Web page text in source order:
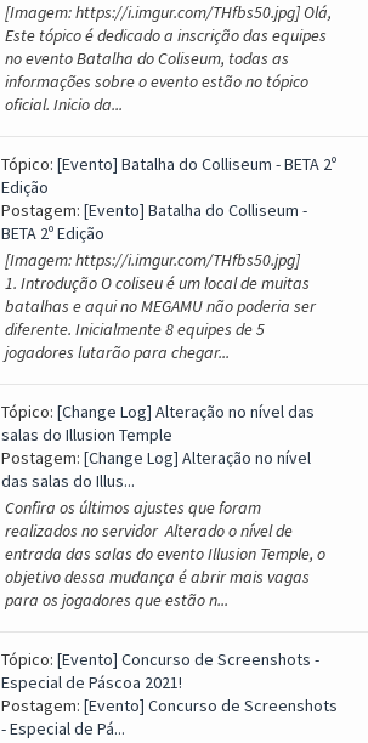
[Imagem: https://i.imgur.com/THfbs50.jpg] Olá,
Este tópico é dedicado a inscrição das equipes
no evento Batalha do Coliseum, todas as
informações sobre o evento estão no tópico
oficial. Inicio da...
Tópico: [Evento] Batalha do Colliseum - BETA 2º
Edição
Postagem: [Evento] Batalha do Colliseum -
BETA 2º Edição
[Imagem: https://i.imgur.com/THfbs50.jpg]
1. Introdução O coliseu é um local de muitas
batalhas e aqui no MEGAMU não poderia ser
diferente. Inicialmente 8 equipes de 5
jogadores lutarão para chegar...
Tópico: [Change Log] Alteração no nível das
salas do Illusion Temple
Postagem: [Change Log] Alteração no nível
das salas do Illus...
Confira os últimos ajustes que foram
realizados no servidor Alterado o nível de
entrada das salas do evento Illusion Temple, o
objetivo dessa mudança é abrir mais vagas
para os jogadores que estão n...
Tópico: [Evento] Concurso de Screenshots -
Especial de Páscoa 2021!
Postagem: [Evento] Concurso de Screenshots
- Especial de Pá...